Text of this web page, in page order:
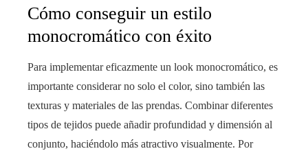
Cómo conseguir un estilo
monocromático con éxito
Para implementar eficazmente un look monocromático, es
importante considerar no solo el color, sino también las
texturas y materiales de las prendas. Combinar diferentes
tipos de tejidos puede añadir profundidad y dimensión al
conjunto, haciéndolo más atractivo visualmente. Por